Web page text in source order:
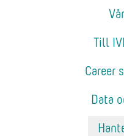
Till
Career
Data